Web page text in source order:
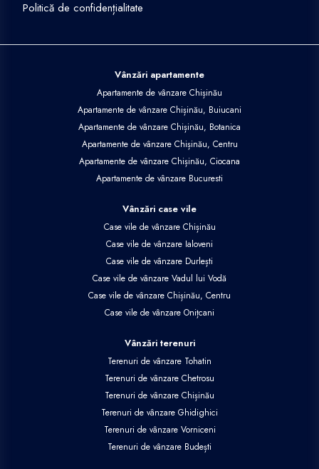
Politică de confidențialitate
Vânzări apartamente
Apartamente de vânzare Chișinău
Apartamente de vânzare Chișinău, Buiucani
Apartamente de vânzare Chișinău, Botanica
Apartamente de vânzare Chișinău, Centru
Apartamente de vânzare Chișinău, Ciocana
Apartamente de vânzare Bucuresti
Vânzări case vile
Case vile de vânzare Chișinău
Case vile de vânzare Ialoveni
Case vile de vânzare Durlești
Case vile de vânzare Vadul lui Vodă
Case vile de vânzare Chișinău, Centru
Case vile de vânzare Onițcani
Vânzări terenuri
Terenuri de vânzare Tohatin
Terenuri de vânzare Chetrosu
Terenuri de vânzare Chișinău
Terenuri de vânzare Ghidighici
Terenuri de vânzare Vorniceni
Terenuri de vânzare Budești